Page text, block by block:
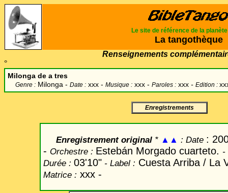
Le site de référence de la planète
La tangothèque
Renseignements
°
Milonga de a tres
Genre : Milonga - Date : xxx - Musique : xxx - Paroles : xxx - Edition :
Enregistrements
Enregistrement original * ▲▲ : Date :
- Orchestre : Estebán Morgado cuarteto. -
Durée : 03'10" - Label : Cuesta Arriba / La
Matrice : xxx -